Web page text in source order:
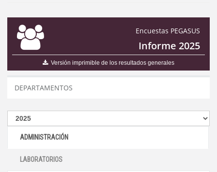
Encuestas PEGASUS
Informe 2025
Versión imprimible de los resultados generales
DEPARTAMENTOS
ADMINISTRACIÓN
LABORATORIOS